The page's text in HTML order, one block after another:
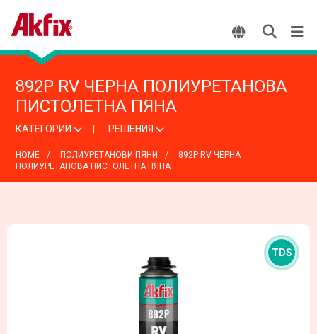
892P RV ЧЕРНА ПОЛИУРЕТАНОВА
ПИСТОЛЕТНА ПЯНА
КАТЕГОРИИ РЕШЕНИЯ
HOME ПОЛИУРЕТАНОВИ ПЯНИ
892P RV ЧЕРНА
ПОЛИУРЕТАНОВА ПИСТОЛЕТНА ПЯНА
TDS